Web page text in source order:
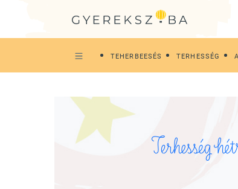
TEHERBEESÉS TERHESSÉG
Terhesség